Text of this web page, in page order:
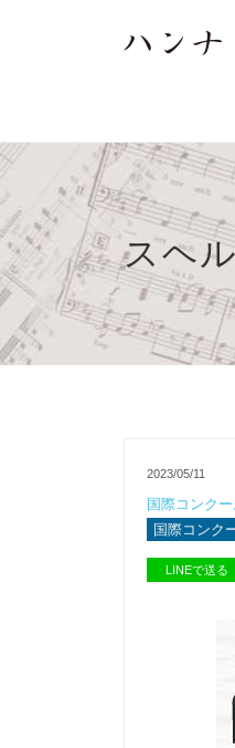
スヘ
2023/05/11
国際コンク
国際コンク
LINEで送る